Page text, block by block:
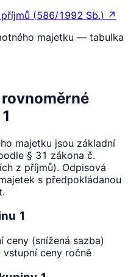
(586/1992 Sb.) ↗
majetku — tabulka
majetku jsou základní
§ 31 zákona č.
z příjmů). Odpisová
s předpokládanou
1
ceny (snížená sazba)
vstupní ceny ročně